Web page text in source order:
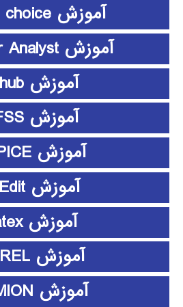
آموزش expert choice
آموزش Frontier Analyst
آموزش github
آموزش HFSS
آموزش HSPICE
آموزش L-Edit
آموزش Latex
آموزش LISREL
آموزش LUMION